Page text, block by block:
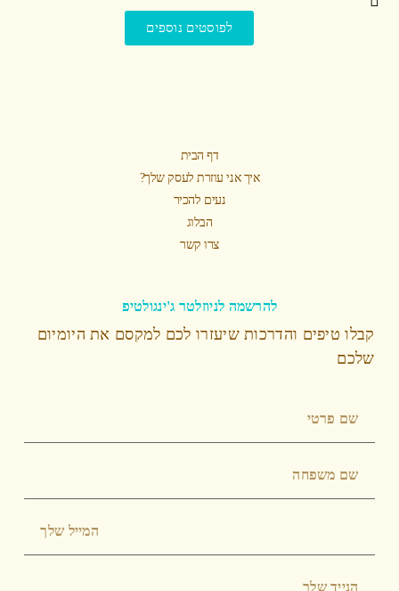
לפוסטים נוספים
דף הבית
איך אני עוזרת לעסק שלך?
נעים להכיר
הבלוג
צרו קשר
להרשמה לניוזלטר ג'ינגולטיפ
קבלו טיפים והדרכות שיעזרו לכם למקסם את היומיום
שלכם